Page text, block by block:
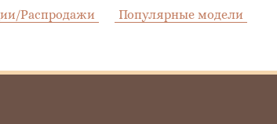
Распродажи Популярные модели